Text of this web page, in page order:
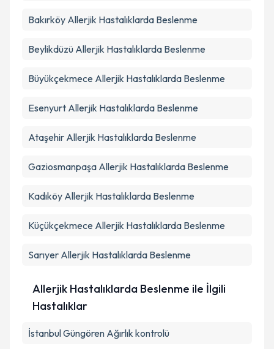
Bakırköy Allerjik Hastalıklarda Beslenme
Beylikdüzü Allerjik Hastalıklarda Beslenme
Büyükçekmece Allerjik Hastalıklarda Beslenme
Esenyurt Allerjik Hastalıklarda Beslenme
Ataşehir Allerjik Hastalıklarda Beslenme
Gaziosmanpaşa Allerjik Hastalıklarda Beslenme
Kadıköy Allerjik Hastalıklarda Beslenme
Küçükçekmece Allerjik Hastalıklarda Beslenme
Sarıyer Allerjik Hastalıklarda Beslenme
Allerjik Hastalıklarda Beslenme ile İlgili
Hastalıklar
İstanbul Güngören Ağırlık kontrolü